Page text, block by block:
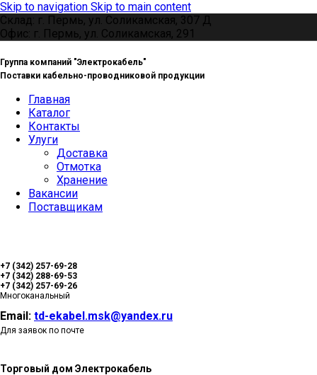
Skip to navigation Skip to main content
Склад: г. Пермь, ул. Соликамская, 307 Д
Офис: г. Пермь, ул. Соликамская, 291
Группа компаний "Электрокабель"
Поставки кабельно-проводниковой продукции
Главная
Каталог
Контакты
Улуги
Доставка
Отмотка
Хранение
Вакансии
Поставщикам
+7 (342) 257-69-28
+7 (342) 288-69-53
+7 (342) 257-69-26
Многоканальный
Email: td-ekabel.msk@yandex.ru
Для заявок по почте
Торговый дом Электрокабель